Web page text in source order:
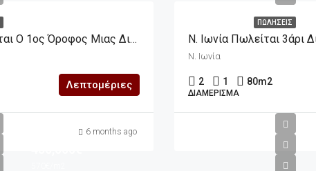
Γαλάζια Ακτή Πωλείται Ο 1ος Όροφος Μιας Διπλοκατοικίας 90m2 Μπροστά Στη Θάλασσα
Λεπτομέριες
6 months ago
ΠΩΛΉΣΕΙΣ
Ν. Ιωνία Πωλείται 3άρι
Ν. Ιωνία
2 1 80m2
ΔΙΑΜΈΡΙΣΜΑ